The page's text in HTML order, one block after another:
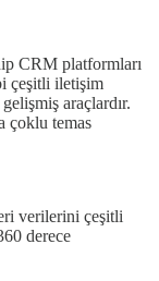
CRM platformları
çeşitli iletişim
araçlardır.
çoklu temas
verilerini çeşitli
derece